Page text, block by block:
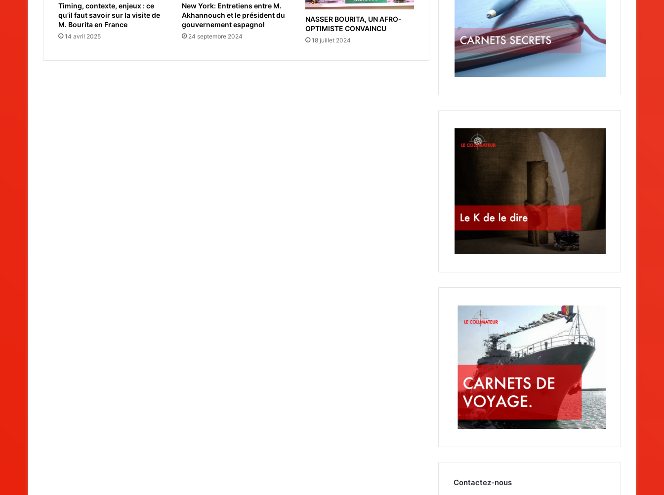
Timing, contexte, enjeux : ce
qu’il faut savoir sur la visite de
M. Bourita en France
14 avril 2025
New York: Entretiens entre M.
Akhannouch et le président du
gouvernement espagnol
24 septembre 2024
NASSER BOURITA, UN AFRO-
OPTIMISTE CONVAINCU
18 juillet 2024
Contactez-nous